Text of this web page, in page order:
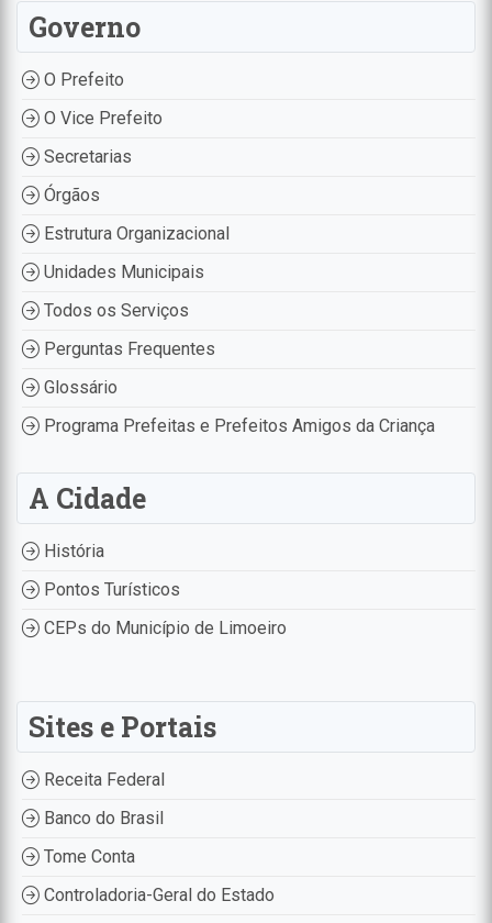
Governo
O Prefeito
O Vice Prefeito
Secretarias
Órgãos
Estrutura Organizacional
Unidades Municipais
Todos os Serviços
Perguntas Frequentes
Glossário
Programa Prefeitas e Prefeitos Amigos da Criança
A Cidade
História
Pontos Turísticos
CEPs do Município de Limoeiro
Sites e Portais
Receita Federal
Banco do Brasil
Tome Conta
Controladoria-Geral do Estado